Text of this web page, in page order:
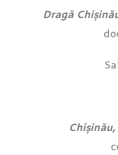
Dragă